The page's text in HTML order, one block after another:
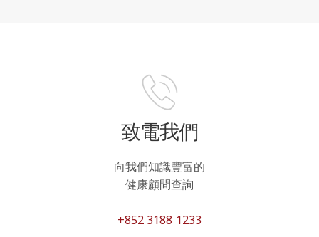
致電我們
向我們知識豐富的
健康顧問查詢
+852 3188 1233